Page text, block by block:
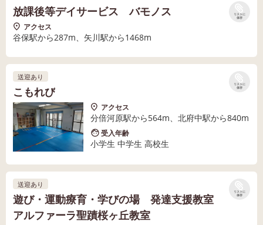
リストに
保存
放課後等デイサービス バモノス
アクセス
谷保駅から287m、矢川駅から1468m
リストに
保存
送迎あり
こもれび
アクセス
分倍河原駅から564m、北府中駅から840m
受入年齢
小学生 中学生 高校生
リストに
保存
送迎あり
遊び・運動療育・学びの場 発達支援教室
アルファーラ聖蹟桜ヶ丘教室